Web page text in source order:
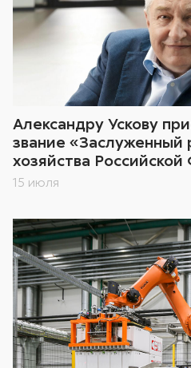
Александру Ускову
звание «Заслуженный
хозяйства
15 июля